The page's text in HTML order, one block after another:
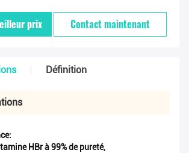
prix Contact maintenant
Définition
HBr à 99% de pureté,